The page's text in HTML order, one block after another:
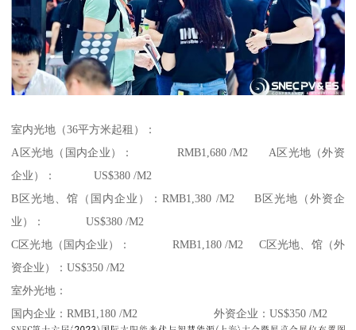
室内光地（36平方米起租）：
A区光地（国内企业）： RMB1,680 /M2 A区光地（外资
企业）： US$380 /M2
B区光地、馆（国内企业）：RMB1,380 /M2 B区光地（外资企
业）： US$380 /M2
C区光地（国内企业）： RMB1,180 /M2 C区光地、馆（外
资企业）：US$350 /M2
室外光地：
国内企业：RMB1,180 /M2 外资企业：US$350 /M2